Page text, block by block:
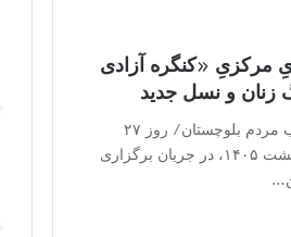
مرکزیِ «کنگره آزادی
زنان و نسل جدید
حزب مردم بلوچستان/ روز ۲۷
اردیبهشت ۱۴۰۵، در جریان برگزاری